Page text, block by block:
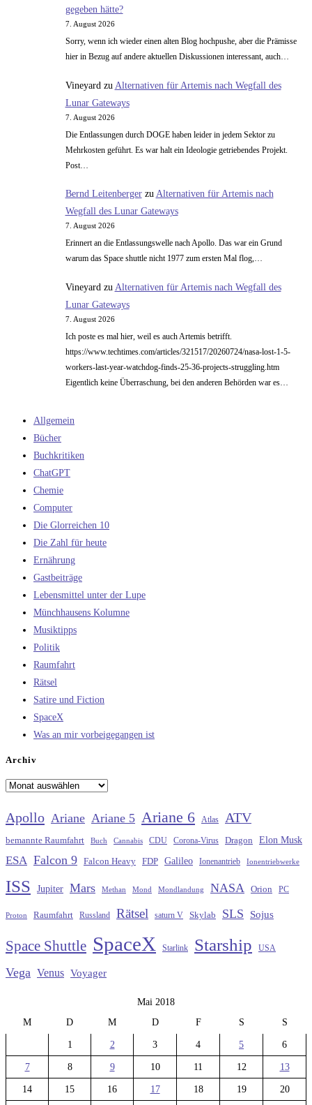
gegeben hätte?
7. August 2026
Sorry, wenn ich wieder einen alten Blog hochpushe, aber die Prämisse
hier in Bezug auf andere aktuellen Diskussionen interessant, auch…
Vineyard zu Alternativen für Artemis nach Wegfall des
Lunar Gateways
7. August 2026
Die Entlassungen durch DOGE haben leider in jedem Sektor zu
Mehrkosten geführt. Es war halt ein Ideologie getriebendes Projekt.
Post…
Bernd Leitenbergerzu Alternativen für Artemis nach
Wegfall des Lunar Gateways
7. August 2026
Erinnert an die Entlassungswelle nach Apollo. Das war ein Grund
warum das Space shuttle nicht 1977 zum ersten Mal flog,…
Vineyard zu Alternativen für Artemis nach Wegfall des
Lunar Gateways
7. August 2026
Ich poste es mal hier, weil es auch Artemis betrifft.
https://www.techtimes.com/articles/321517/20260724/nasa-lost-1-5-
workers-last-year-watchdog-finds-25-36-projects-struggling.htm
Eigentlich keine Überraschung, bei den anderen Behörden war es…
Allgemein
Bücher
Buchkritiken
ChatGPT
Chemie
Computer
Die Glorreichen 10
Die Zahl für heute
Ernährung
Gastbeiträge
Lebensmittel unter der Lupe
Münchhausens Kolumne
Musiktipps
Politik
Raumfahrt
Rätsel
Satire und Fiction
SpaceX
Was an mir vorbeigegangen ist
Archiv
Archiv
Apollo Ariane Ariane 5 Ariane 6 Atlas ATV
bemannte Raumfahrt Buch Cannabis CDU Corona-Virus Dragon Elon Musk
ESA Falcon 9 Falcon Heavy FDP Galileo Ionenantrieb Ionentriebwerke
ISS Jupiter Mars Methan Mond Mondlandung NASA Orion PC
Proton Raumfahrt Russland Rätsel saturn V Skylab SLS Sojus
Space Shuttle SpaceX Starlink Starship USA
Vega Venus Voyager
Mai 2018
M
D M D F S S
1 2 3 4 5 6
7 8 9 10 11 12 13
14 15 16 17 18 19 20